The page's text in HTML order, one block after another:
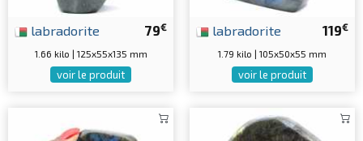
79€
labradorite
1.66 kilo | 125x55x135 mm
voir le produit
119€
labradorite
1.79 kilo | 105x50x55 mm
voir le produit